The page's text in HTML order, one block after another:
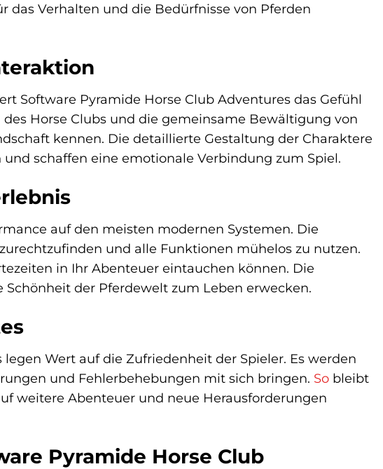
das Verhalten und die Bedürfnisse von Pferden
Software Pyramide Horse Club Adventures das Gefühl
Horse Clubs und die gemeinsame Bewältigung von
kennen. Die detaillierte Gestaltung der Charaktere
schaffen eine emotionale Verbindung zum Spiel.
auf den meisten modernen Systemen. Die
und alle Funktionen mühelos zu nutzen.
in Ihr Abenteuer eintauchen können. Die
der Pferdewelt zum Leben erwecken.
Wert auf die Zufriedenheit der Spieler. Es werden
und Fehlerbehebungen mit sich bringen. So bleibt
weitere Abenteuer und neue Herausforderungen
Pyramide Horse Club